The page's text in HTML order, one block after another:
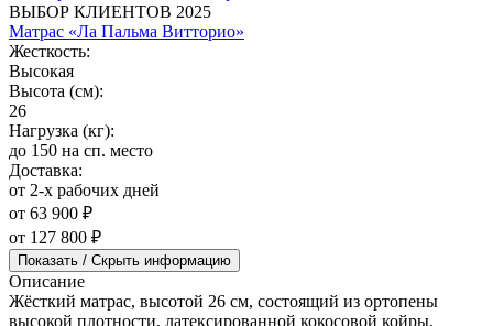
ВЫБОР КЛИЕНТОВ 2025
Матрас «Ла Пальма Витторио»
Жесткость:
Высокая
Высота (см):
26
Нагрузка (кг):
до 150 на сп. место
Доставка:
от 2-х рабочих дней
от 63 900 ₽
от 127 800 ₽
Показать / Скрыть информацию
Описание
Жёсткий матрас, высотой 26 см, состоящий из ортопены
высокой плотности, латексированной кокосовой койры,